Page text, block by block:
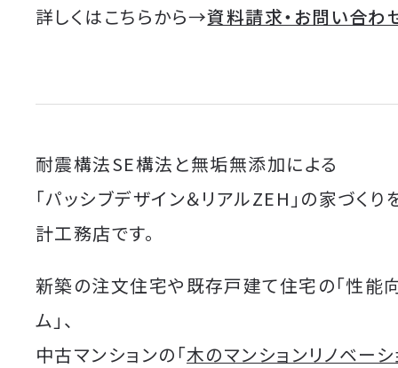
詳しくはこちらから→資料請求・お問い合わ
耐震構法SE構法と無垢無添加による
「パッシブデザイン＆リアルZEH」の家づく
計工務店です。
新築の注文住宅や既存戸建て住宅の「性能
ム」、
中古マンションの「木のマンションリノベーシ